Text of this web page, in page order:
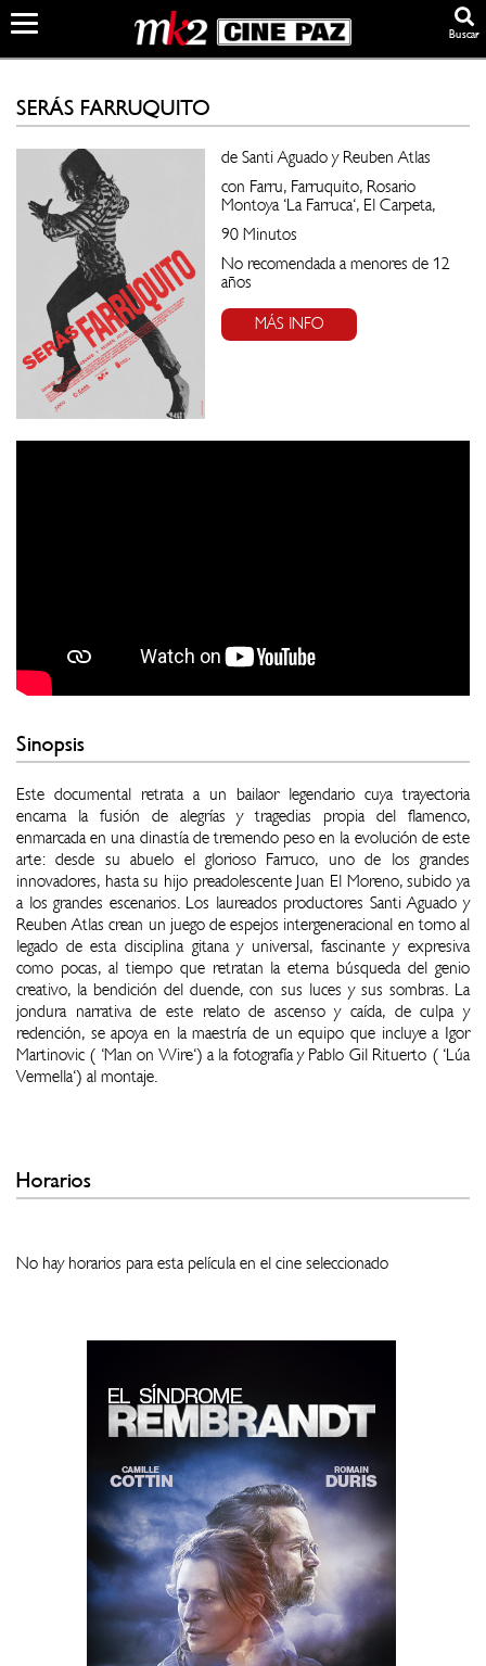
Buscar
SERÁS FARRUQUITO
de Santi Aguado y Reuben Atlas
con Farru, Farruquito, Rosario
Montoya 'La Farruca', El Carpeta,
90 Minutos
No recomendada a menores de 12
años
MÁS INFO
Sinopsis
Este documental retrata a un bailaor legendario cuya trayectoria
encarna la fusión de alegrías y tragedias propia del flamenco,
enmarcada en una dinastía de tremendo peso en la evolución de este
arte: desde su abuelo el glorioso Farruco, uno de los grandes
innovadores, hasta su hijo preadolescente Juan El Moreno, subido ya
a los grandes escenarios. Los laureados productores Santi Aguado y
Reuben Atlas crean un juego de espejos intergeneracional en torno al
legado de esta disciplina gitana y universal, fascinante y expresiva
como pocas, al tiempo que retratan la eterna búsqueda del genio
creativo, la bendición del duende, con sus luces y sus sombras. La
jondura narrativa de este relato de ascenso y caída, de culpa y
redención, se apoya en la maestría de un equipo que incluye a Igor
Martinovic ( 'Man on Wire') a la fotografía y Pablo Gil Rituerto ( 'Lúa
Vermella') al montaje.
Horarios
No hay horarios para esta película en el cine seleccionado